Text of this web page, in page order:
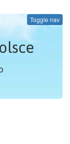
Toggle nav